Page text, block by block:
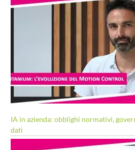
IA in azienda: obblighi normativi,
dati